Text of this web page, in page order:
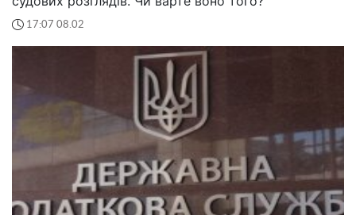
17:07 08.02